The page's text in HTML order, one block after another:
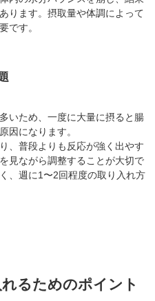
ります。摂取量や体調によって
です。
いため、一度に大量に摂ると腸
因になります。
、普段よりも反応が強く出やす
見ながら調整することが大切で
、週に1〜2回程度の取り入れ方
るためのポイント